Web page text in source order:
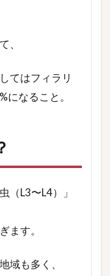
、
てはフィラリ
になること。
（L3〜L4）」
ます。
域も多く、